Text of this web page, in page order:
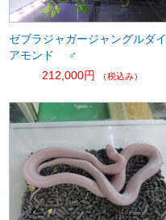
ゼブラジャガージャングルダイ
アモンド ♂
212,000円
（税込み）